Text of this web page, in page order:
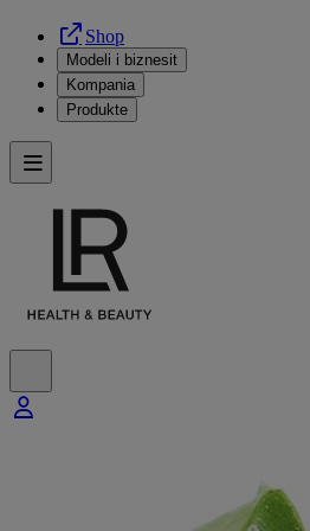
Shop
Modeli i biznesit
Kompania
Produkte